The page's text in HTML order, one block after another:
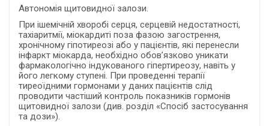
Автономія щитовидної залози.
При ішемічній хворобі серця, серцевій недостатності,
тахіаритмії, міокардиті поза фазою загострення,
хронічному гіпотиреозі або у пацієнтів, які перенесли
інфаркт міокарда, необхідно обов’язково уникати
фармакологічно індукованого гіпертиреозу, навіть у
його легкому ступені. При проведенні терапії
тиреоїдними гормонами у даних пацієнтів слід
проводити частіший контроль показників гормонів
щитовидної залози (див. розділ «Спосіб застосування
та дози»).